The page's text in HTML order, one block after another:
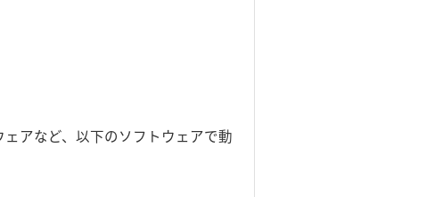
アなど、以下のソフトウェアで動